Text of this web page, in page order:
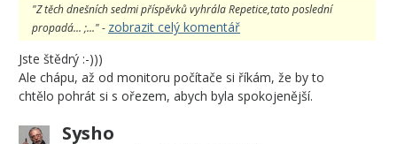
"Z těch dnešních sedmi příspěvků vyhrála Repetice,tato poslední
propadá... ;..." - zobrazit celý komentář
Jste štědrý :-)))
Ale chápu, až od monitoru počítače si říkám, že by to
chtělo pohrát si s ořezem, abych byla spokojenější.
Sysho